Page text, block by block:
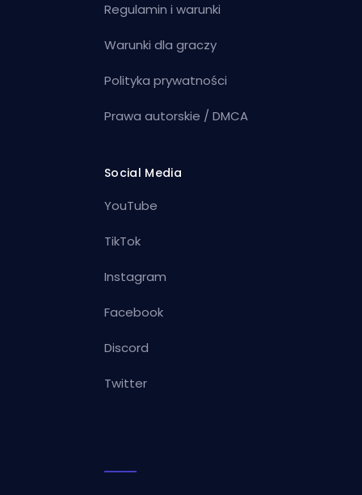
Regulamin i warunki
Warunki dla graczy
Polityka prywatności
Prawa autorskie / DMCA
Social Media
YouTube
TikTok
Instagram
Facebook
Discord
Twitter